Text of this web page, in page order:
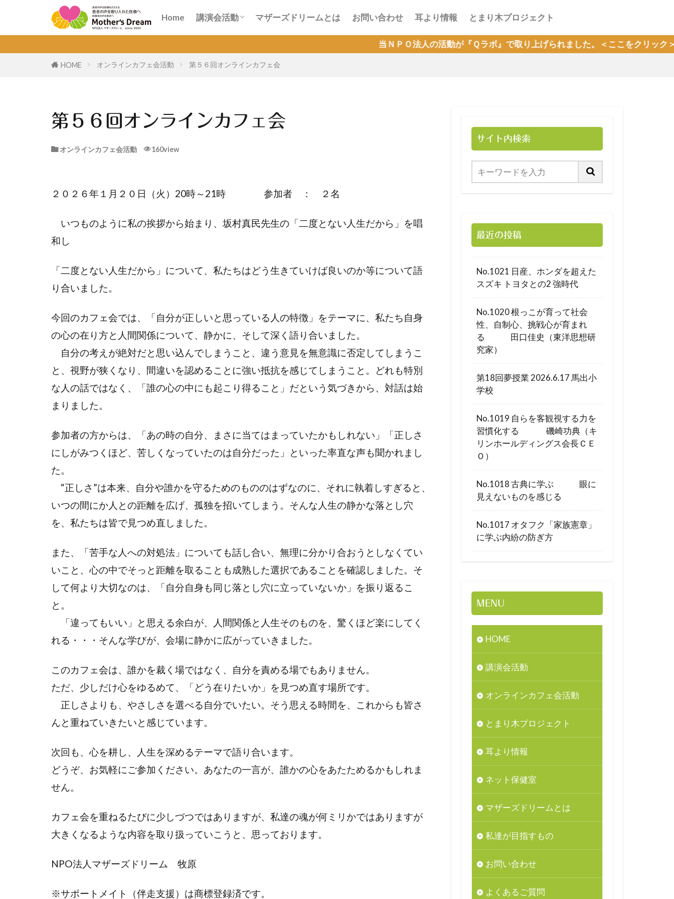
Home 講演会活動 マザーズドリームとは お問い合わせ 耳より情報 とまり木プロジェクト
当ＮＰＯ法人の活動が『Ｑラボ』で取り上げられました。＜ここをクリック＞
HOME オンラインカフェ会活動 第５６回オンラインカフェ会
第５６回オンラインカフェ会
オンラインカフェ会活動 160view
２０２６年１月２０日（火）20時～21時 参加者 ： ２名
いつものように私の挨拶から始まり、坂村真民先生の「二度とない人生だから」を唱
和し
「二度とない人生だから」について、私たちはどう生きていけば良いのか等について語
り合いました。
今回のカフェ会では、「自分が正しいと思っている人の特徴」をテーマに、私たち自身
の心の在り方と人間関係について、静かに、そして深く語り合いました。
自分の考えが絶対だと思い込んでしまうこと、違う意見を無意識に否定してしまうこ
と、視野が狭くなり、間違いを認めることに強い抵抗を感じてしまうこと。どれも特別
な人の話ではなく、「誰の心の中にも起こり得ること」だという気づきから、対話は始
まりました。
参加者の方からは、「あの時の自分、まさに当てはまっていたかもしれない」「正しさ
にしがみつくほど、苦しくなっていたのは自分だった」といった率直な声も聞かれまし
た。
“正しさ”は本来、自分や誰かを守るためのもののはずなのに、それに執着しすぎると、
いつの間にか人との距離を広げ、孤独を招いてしまう。そんな人生の静かな落とし穴
を、私たちは皆で見つめ直しました。
また、「苦手な人への対処法」についても話し合い、無理に分かり合おうとしなくてい
いこと、心の中でそっと距離を取ることも成熟した選択であることを確認しました。そ
して何より大切なのは、「自分自身も同じ落とし穴に立っていないか」を振り返るこ
と。
「違ってもいい」と思える余白が、人間関係と人生そのものを、驚くほど楽にしてく
れる・・・そんな学びが、会場に静かに広がっていきました。
このカフェ会は、誰かを裁く場ではなく、自分を責める場でもありません。
ただ、少しだけ心をゆるめて、「どう在りたいか」を見つめ直す場所です。
正しさよりも、やさしさを選べる自分でいたい。そう思える時間を、これからも皆さ
んと重ねていきたいと感じています。
次回も、心を耕し、人生を深めるテーマで語り合います。
どうぞ、お気軽にご参加ください。あなたの一言が、誰かの心をあたためるかもしれま
せん。
カフェ会を重ねるたびに少しづつではありますが、私達の魂が何ミリかではありますが
大きくなるような内容を取り扱っていこうと、思っております。
NPO法人マザーズドリーム 牧原
※サポートメイト（伴走支援）は商標登録済です。
サイト内検索
最近の投稿
No.1021 日産、ホンダを超えた
スズキ トヨタとの2 強時代
No.1020 根っこが育って社会
性、自制心、挑戦心が育まれ
る 田口佳史（東洋思想研
究家）
第18回夢授業 2026.6.17 馬出小
学校
No.1019 自らを客観視する力を
習慣化する 磯崎功典（キ
リンホールディングス会長ＣＥ
Ｏ）
No.1018 古典に学ぶ 眼に
見えないものを感じる
No.1017 オタフク「家族憲章」
に学ぶ内紛の防ぎ方
MENU
HOME
講演会活動
オンラインカフェ会活動
とまり木プロジェクト
耳より情報
ネット保健室
マザーズドリームとは
私達が目指すもの
お問い合わせ
よくあるご質問